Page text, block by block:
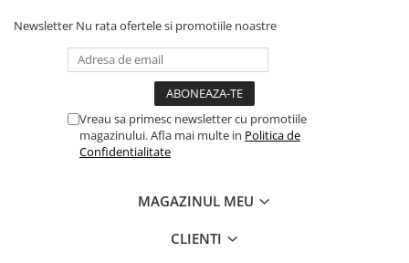
Newsletter Nu rata ofertele si promotiile noastre
Vreau sa primesc newsletter cu promotiile
magazinului. Afla mai multe in Politica de
Confidentialitate
MAGAZINUL MEU
CLIENTI